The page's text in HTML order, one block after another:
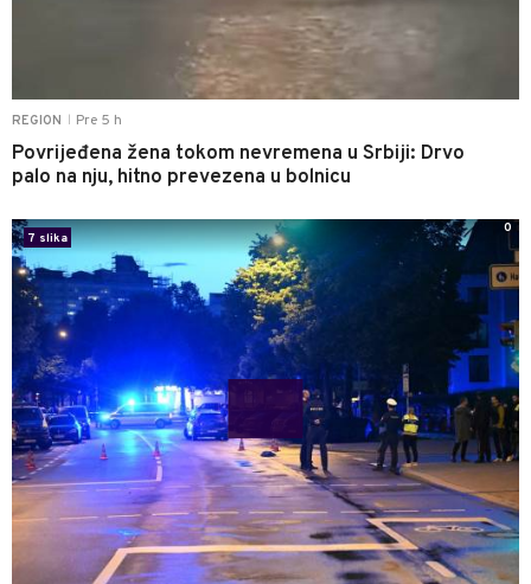
REGION Pre 5 h
Povrijeđena žena tokom nevremena u Srbiji: Drvo
palo na nju, hitno prevezena u bolnicu
7 slika
0